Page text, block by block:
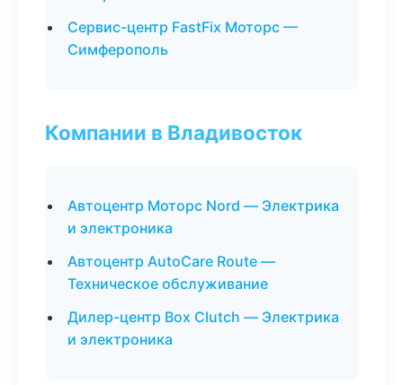
Сервис-центр FastFix Моторс —
Симферополь
Компании в Владивосток
Автоцентр Моторс Nord — Электрика
и электроника
Автоцентр AutoCare Route —
Техническое обслуживание
Дилер-центр Box Clutch — Электрика
и электроника